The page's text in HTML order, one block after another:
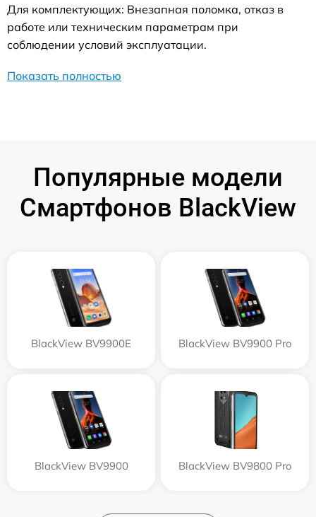
Для комплектующих: Внезапная поломка, отказ в
работе или техническим параметрам при
соблюдении условий эксплуатации.
Показать полностью
Популярные модели
Смартфонов BlackView
BlackView BV9900E BlackView BV9900 Pro
BlackView BV9900 BlackView BV9800 Pro